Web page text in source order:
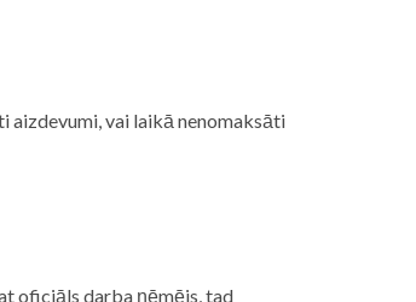
aizdevumi, vai laikā nenomaksāti
oficiāls darba ņēmējs, tad